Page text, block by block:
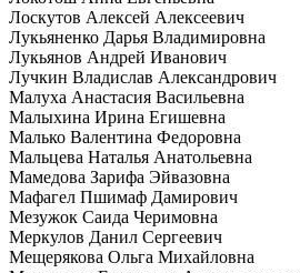
Лоскутов Алексей Алексеевич
Лукьяненко Дарья Владимировна
Лукьянов Андрей Иванович
Лучкин Владислав Александрович
Малуха Анастасия Васильевна
Малыхина Ирина Егишевна
Малько Валентина Федоровна
Мальцева Наталья Анатольевна
Мамедова Зарифа Эйвазовна
Мафагел Пшимаф Дамирович
Мезужок Саида Черимовна
Меркулов Данил Сергеевич
Мещерякова Ольга Михайловна